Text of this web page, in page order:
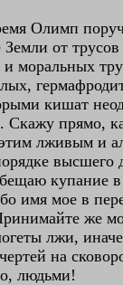
Олимп
от
моральных
кишат
Скажу прямо,
лживым и
высшего
купание
имя мое в
же
лжи,
на
людьми!